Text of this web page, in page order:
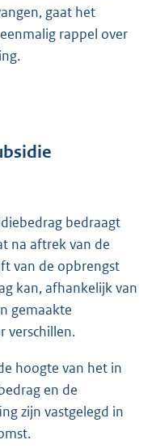
gaat het
rappel over
bedraagt
na aftrek van de
van de opbrengst
kan, afhankelijk van
gemaakte
verschillen.
hoogte van het in
en de
zijn vastgelegd in